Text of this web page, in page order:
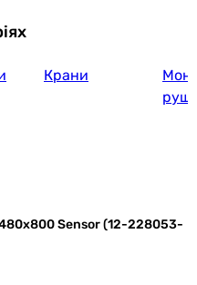
Купити
Крани
Sensor (12-228053-